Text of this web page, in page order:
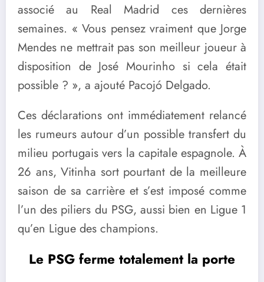
associé au Real Madrid ces dernières
semaines. « Vous pensez vraiment que Jorge
Mendes ne mettrait pas son meilleur joueur à
disposition de José Mourinho si cela était
possible ? », a ajouté Pacojó Delgado.
Ces déclarations ont immédiatement relancé
les rumeurs autour d’un possible transfert du
milieu portugais vers la capitale espagnole. À
26 ans, Vitinha sort pourtant de la meilleure
saison de sa carrière et s’est imposé comme
l’un des piliers du PSG, aussi bien en Ligue 1
qu’en Ligue des champions.
Le PSG ferme totalement la porte